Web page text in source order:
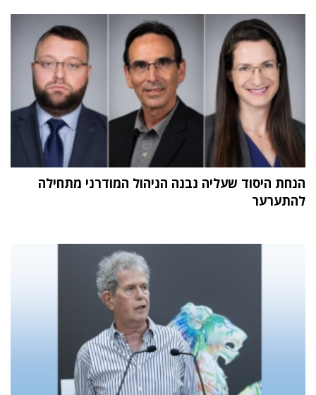
הנחת היסוד שעליה נבנה הניהול המודרני מתחילה
להתערער